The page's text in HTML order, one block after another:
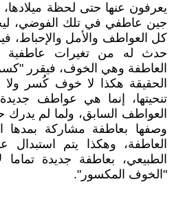
يعرفون عنها حتى لحظة ميلادها،
جين عاطفي في تلك الفوضي،
كل العواطف والأمل والإحباط،
حدث له من تغيرات عاطفية
العاطفة وهي الخوف، فيقرر
الحقيقة هكذا لا خوف كُسر
تنحيتها، إنما هي عواطف
العواطف السابق، ولما لم يدرك
وصفها بعاطفة مشاركة بمدها
العاطفة، وهكذا يتم استبدال
الطبيعي، بعاطفة جديدة تماما
"الخوف المكسور".